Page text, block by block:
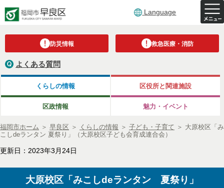
Language
防災情報 救急医療・消防
よくある質問
くらしの情報 区役所と関連施設
区政情報 魅力・イベント
福岡市ホーム ＞ 早良区 ＞ くらしの情報 ＞ 子ども・子育て ＞ 大原校区「み
こしdeランタン 夏祭り」（大原校区子ども会育成連合会）
更新日：2023年3月24日
大原校区「みこしdeランタン 夏祭り」